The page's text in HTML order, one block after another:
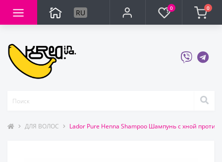
RU 0 0
ДЛЯ ВОЛОС Lador Pure Henna Shampoo Шампунь с хной